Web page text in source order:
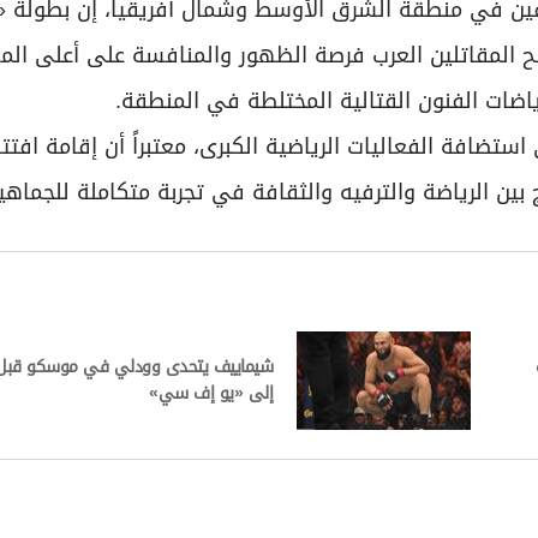
في منطقة الشرق الأوسط وشمال أفريقيا، إن بطولة
المقاتلين العرب فرصة الظهور والمنافسة على أعلى
الفنون القتالية المختلطة في المنطقة.
الفعاليات الرياضية الكبرى، معتبراً أن إقامة
الرياضة والترفيه والثقافة في تجربة متكاملة
شيماييف يتحدى وودلي في موسكو
إلى «يو إف سي»